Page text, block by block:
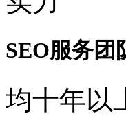
SEO服务团
均十年以